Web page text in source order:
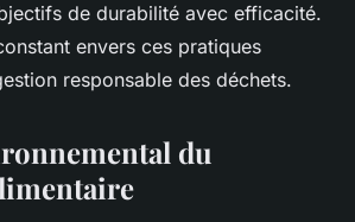
de durabilité avec efficacité.
envers ces pratiques
responsable des déchets.
du